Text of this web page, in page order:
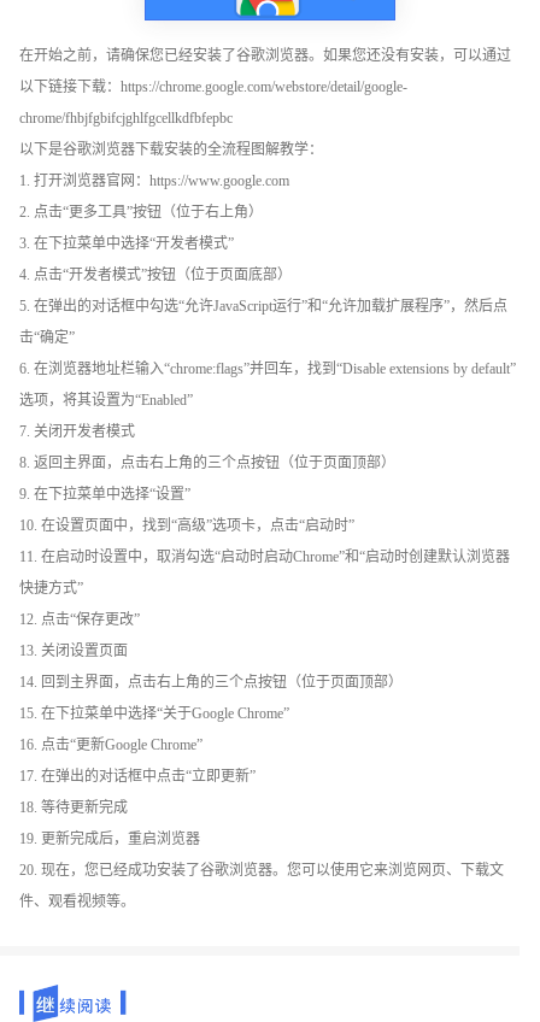
在开始之前，请确保您已经安装了谷歌浏览器。如果您还没有安装，可以通过
以下链接下载：https://chrome.google.com/webstore/detail/google-
chrome/fhbjfgbifcjghlfgcellkdfbfepbc
以下是谷歌浏览器下载安装的全流程图解教学：
1. 打开浏览器官网：https://www.google.com
2. 点击“更多工具”按钮（位于右上角）
3. 在下拉菜单中选择“开发者模式”
4. 点击“开发者模式”按钮（位于页面底部）
5. 在弹出的对话框中勾选“允许JavaScript运行”和“允许加载扩展程序”，然后点
击“确定”
6. 在浏览器地址栏输入“chrome:flags”并回车，找到“Disable extensions by default”
选项，将其设置为“Enabled”
7. 关闭开发者模式
8. 返回主界面，点击右上角的三个点按钮（位于页面顶部）
9. 在下拉菜单中选择“设置”
10. 在设置页面中，找到“高级”选项卡，点击“启动时”
11. 在启动时设置中，取消勾选“启动时启动Chrome”和“启动时创建默认浏览器
快捷方式”
12. 点击“保存更改”
13. 关闭设置页面
14. 回到主界面，点击右上角的三个点按钮（位于页面顶部）
15. 在下拉菜单中选择“关于Google Chrome”
16. 点击“更新Google Chrome”
17. 在弹出的对话框中点击“立即更新”
18. 等待更新完成
19. 更新完成后，重启浏览器
20. 现在，您已经成功安装了谷歌浏览器。您可以使用它来浏览网页、下载文
件、观看视频等。